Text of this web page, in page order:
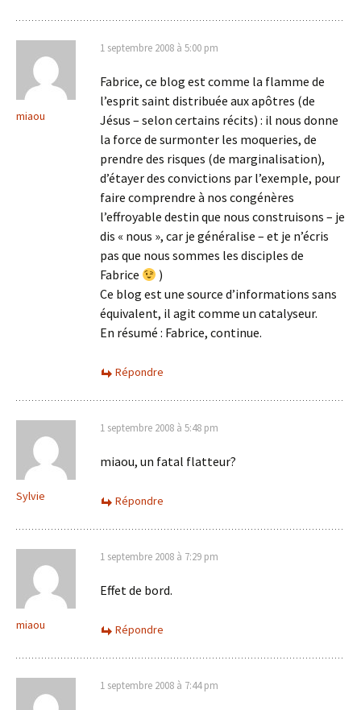
miaou
1 septembre 2008 à 5:00 pm
Fabrice, ce blog est comme la flamme de
l’esprit saint distribuée aux apôtres (de
Jésus – selon certains récits) : il nous donne
la force de surmonter les moqueries, de
prendre des risques (de marginalisation),
d’étayer des convictions par l’exemple, pour
faire comprendre à nos congénères
l’effroyable destin que nous construisons – je
dis « nous », car je généralise – et je n’écris
pas que nous sommes les disciples de
Fabrice
)
Ce blog est une source d’informations sans
équivalent, il agit comme un catalyseur.
En résumé : Fabrice, continue.
Répondre
Sylvie
1 septembre 2008 à 5:48 pm
miaou, un fatal flatteur?
Répondre
miaou
1 septembre 2008 à 7:29 pm
Effet de bord.
Répondre
1 septembre 2008 à 7:44 pm